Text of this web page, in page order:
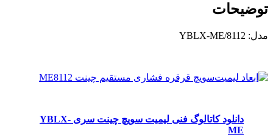
توضیحات
مدل: YBLX-ME/8112
دانلود کاتالوگ فنی لیمیت سویچ چینت سری YBLX-
ME